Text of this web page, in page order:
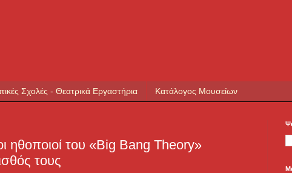
Σχολές - Θεατρικά Εργαστήρια Κατάλογος Μουσείων
ηθοποιοί του «Big Bang Theory»
τους